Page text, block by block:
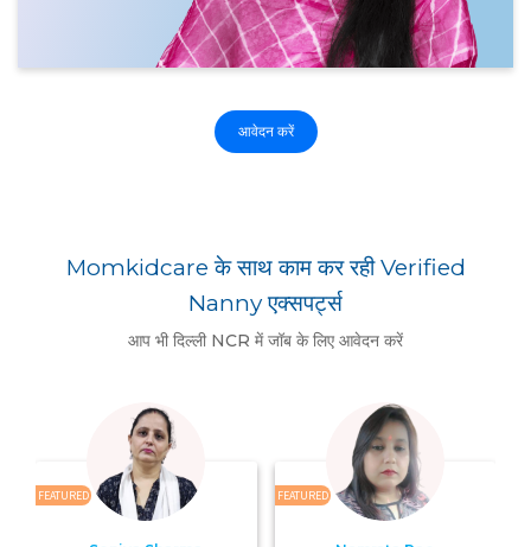
आवेदन करें
Momkidcare के साथ काम कर रही Verified
Nanny एक्सपर्ट्स
आप भी दिल्ली NCR में जॉब के लिए आवेदन करें
FEATURED FEATURED